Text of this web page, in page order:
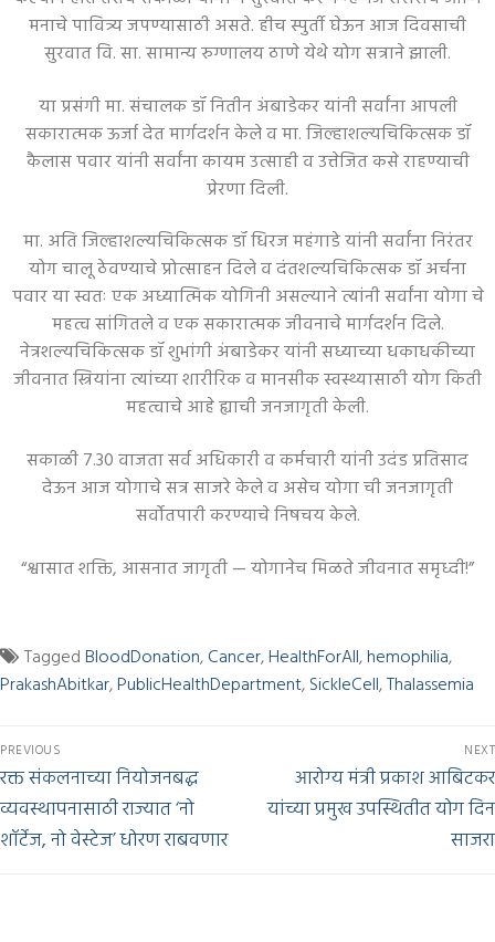
मनाचे पावित्र्य जपण्यासाठी असते. हीच स्पुर्ती घेऊन आज दिवसाची
सुरवात वि. सा. सामान्य रुग्णालय ठाणे येथे योग सत्राने झाली.
या प्रसंगी मा. संचालक डॉ नितीन अंबाडेकर यांनी सर्वांना आपली
सकारात्मक ऊर्जा देत मार्गदर्शन केले व मा. जिल्हाशल्यचिकित्सक डॉ
कैलास पवार यांनी सर्वांना कायम उत्साही व उत्तेजित कसे राहण्याची
प्रेरणा दिली.
मा. अति जिल्हाशल्यचिकित्सक डॉ धिरज महंगाडे यांनी सर्वांना निरंतर
योग चालू ठेवण्याचे प्रोत्साहन दिले व दंतशल्यचिकित्सक डॉ अर्चना
पवार या स्वतः एक अध्यात्मिक योगिनी असल्याने त्यांनी सर्वांना योगा चे
महत्व सांगितले व एक सकारात्मक जीवनाचे मार्गदर्शन दिले.
नेत्रशल्यचिकित्सक डॉ शुभांगी अंबाडेकर यांनी सध्याच्या धकाधकीच्या
जीवनात स्त्रियांना त्यांच्या शारीरिक व मानसीक स्वस्थ्यासाठी योग किती
महत्वाचे आहे ह्याची जनजागृती केली.
सकाळी 7.30 वाजता सर्व अधिकारी व कर्मचारी यांनी उदंड प्रतिसाद
देऊन आज योगाचे सत्र साजरे केले व असेच योगा ची जनजागृती
सर्वोतपारी करण्याचे निषचय केले.
“श्वासात शक्ति, आसनात जागृती — योगानेच मिळते जीवनात समृध्दी!”
TaggedBloodDonation,Cancer,HealthForAll,hemophilia,
PrakashAbitkar,PublicHealthDepartment,SickleCell,Thalassemia
PREVIOUS
रक्त संकलनाच्या नियोजनबद्ध
व्यवस्थापनासाठी राज्यात ‘नो
शॉर्टेज, नो वेस्टेज’ धोरण राबवणार
NEXT
आरोग्य मंत्री प्रकाश आबिटकर
यांच्या प्रमुख उपस्थितीत योग दिन
साजरा